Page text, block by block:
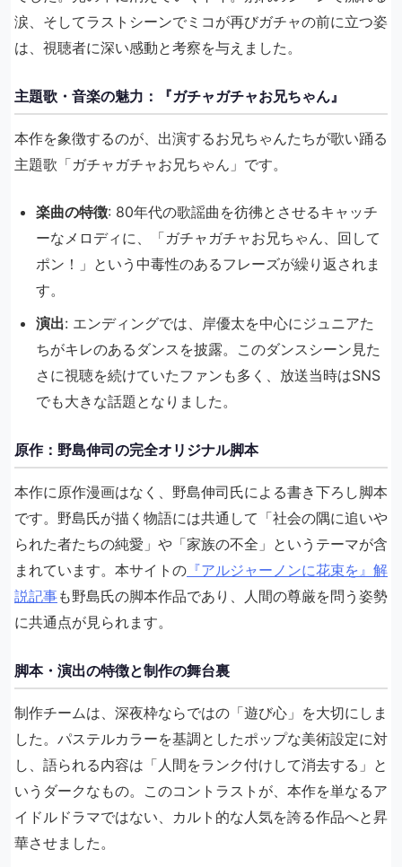
涙、そしてラストシーンでミコが再びガチャの前に立つ姿
は、視聴者に深い感動と考察を与えました。
主題歌・音楽の魅力：『ガチャガチャお兄ちゃん』
本作を象徴するのが、出演するお兄ちゃんたちが歌い踊る
主題歌「ガチャガチャお兄ちゃん」です。
楽曲の特徴: 80年代の歌謡曲を彷彿とさせるキャッチ
ーなメロディに、「ガチャガチャお兄ちゃん、回して
ポン！」という中毒性のあるフレーズが繰り返されま
す。
演出: エンディングでは、岸優太を中心にジュニアた
ちがキレのあるダンスを披露。このダンスシーン見た
さに視聴を続けていたファンも多く、放送当時はSNS
でも大きな話題となりました。
原作：野島伸司の完全オリジナル脚本
本作に原作漫画はなく、野島伸司氏による書き下ろし脚本
です。野島氏が描く物語には共通して「社会の隅に追いや
られた者たちの純愛」や「家族の不全」というテーマが含
まれています。本サイトの 『アルジャーノンに花束を』解
説記事も野島氏の脚本作品であり、人間の尊厳を問う姿勢
に共通点が見られます。
脚本・演出の特徴と制作の舞台裏
制作チームは、深夜枠ならではの「遊び心」を大切にしま
した。パステルカラーを基調としたポップな美術設定に対
し、語られる内容は「人間をランク付けして消去する」と
いうダークなもの。このコントラストが、本作を単なるア
イドルドラマではない、カルト的な人気を誇る作品へと昇
華させました。